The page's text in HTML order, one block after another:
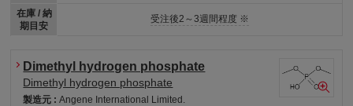
在庫 / 納
期目安
受注後2～3週間程度 ※
Dimethyl hydrogen phosphate
Dimethyl hydrogen phosphate
製造元 :Angene International Limited.